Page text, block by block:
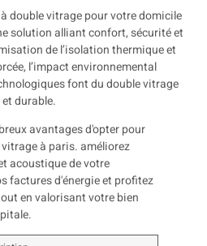
double vitrage pour votre domicile
solution alliant confort, sécurité et
de l’isolation thermique et
l’impact environnemental
font du double vitrage
durable.